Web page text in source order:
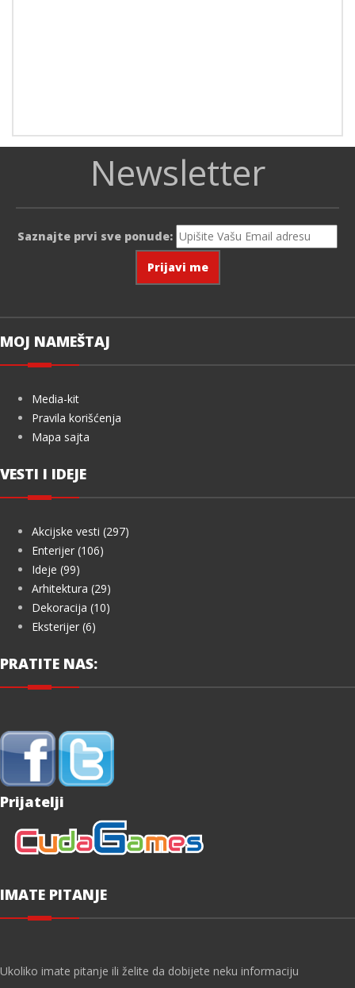
Newsletter
Saznajte prvi sve ponude:
MOJ NAMEŠTAJ
Media-kit
Pravila korišćenja
Mapa sajta
VESTI I IDEJE
Akcijske vesti (297)
Enterijer (106)
Ideje (99)
Arhitektura (29)
Dekoracija (10)
Eksterijer (6)
PRATITE NAS:
Prijatelji
IMATE PITANJE
Ukoliko imate pitanje ili želite da dobijete neku informaciju